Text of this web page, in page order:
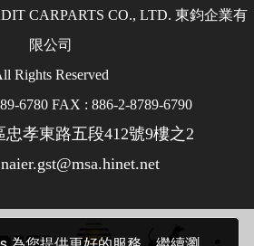
CARPARTS CO., LTD. 東鈞企業有
限公司
Rights Reserved
6780 FAX : 886-2-8789-6790
孝東路五段412號9樓之2